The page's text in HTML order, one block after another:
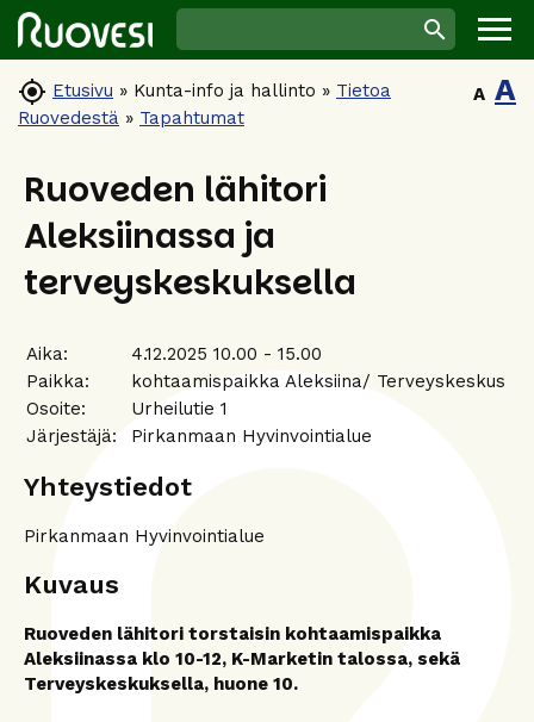
 Etusivu » Kunta-info ja hallinto » Tietoa
Ruovedestä » Tapahtumat
A A
Ruoveden lähitori
Aleksiinassa ja
terveyskeskuksella
Aika:
4.12.2025 10.00 - 15.00
Paikka:
kohtaamispaikka Aleksiina/ Terveyskeskus
Osoite:
Urheilutie 1
Järjestäjä:
Pirkanmaan Hyvinvointialue
Yhteystiedot
Pirkanmaan Hyvinvointialue
Kuvaus
Ruoveden lähitori torstaisin kohtaamispaikka
Aleksiinassa klo 10-12, K-Marketin talossa, sekä
Terveyskeskuksella, huone 10.